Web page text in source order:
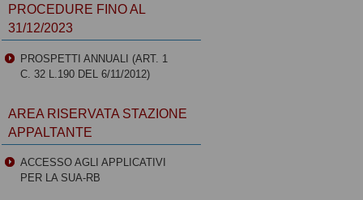
PROCEDURE FINO AL
31/12/2023
PROSPETTI ANNUALI (ART. 1
C. 32 L.190 DEL 6/11/2012)
AREA RISERVATA STAZIONE
APPALTANTE
ACCESSO AGLI APPLICATIVI
PER LA SUA-RB